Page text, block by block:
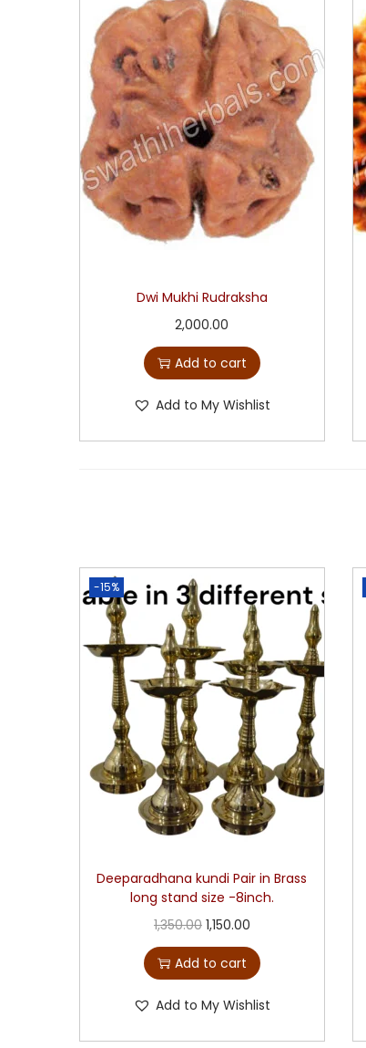
Dwi Mukhi Rudraksha
2,000.00
Add to cart
Add to My Wishlist
-15%
Deeparadhana kundi Pair in Brass
long stand size -8inch.
1,350.00 1,150.00
Add to cart
Add to My Wishlist